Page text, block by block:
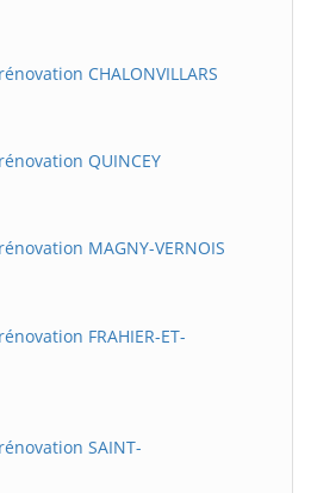
CHALONVILLARS
QUINCEY
MAGNY-VERNOIS
FRAHIER-ET-
SAINT-